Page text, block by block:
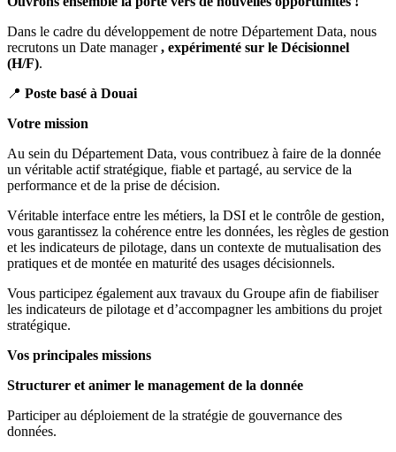
Dans le cadre du développement de notre Département Data, nous
recrutons un Date manager, expérimenté sur le Décisionnel
(H/F).
📍 Poste basé à Douai
Votre mission
Au sein du Département Data, vous contribuez à faire de la donnée
un véritable actif stratégique, fiable et partagé, au service de la
performance et de la prise de décision.
Véritable interface entre les métiers, la DSI et le contrôle de gestion,
vous garantissez la cohérence entre les données, les règles de gestion
et les indicateurs de pilotage, dans un contexte de mutualisation des
pratiques et de montée en maturité des usages décisionnels.
Vous participez également aux travaux du Groupe afin de fiabiliser
les indicateurs de pilotage et d’accompagner les ambitions du projet
stratégique.
Vos principales missions
Structurer et animer le management de la donnée
Participer au déploiement de la stratégie de gouvernance des
données.